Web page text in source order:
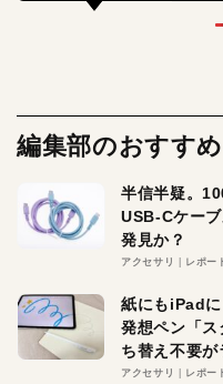
編集部のおすすめ
半信半疑。
USB-Cケー
発見か？
アクセサリ レポー
紙にもiPad
発想ペン「
ち替え不要が
アクセサリ レポー